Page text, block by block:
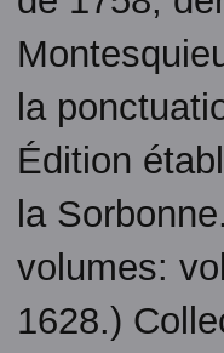
la
Édition
la
volumes:
1628.)